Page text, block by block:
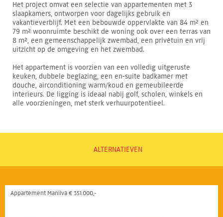
Het project omvat een selectie van appartementen met 3
slaapkamers, ontworpen voor dagelijks gebruik en
vakantieverblijf. Met een bebouwde oppervlakte van 84 m² en
79 m² woonruimte beschikt de woning ook over een terras van
8 m², een gemeenschappelijk zwembad, een privétuin en vrij
uitzicht op de omgeving en het zwembad.
Het appartement is voorzien van een volledig uitgeruste
keuken, dubbele beglazing, een en-suite badkamer met
douche, airconditioning warm/koud en gemeubileerde
interieurs. De ligging is ideaal nabij golf, scholen, winkels en
alle voorzieningen, met sterk verhuurpotentieel.
ALTERNATIEVEN
Appartement Manilva € 351.000,-